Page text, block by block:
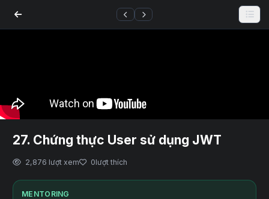
27. Chứng thực User sử dụng JWT
2,876 lượt xem 0lượt thích
MENTORING